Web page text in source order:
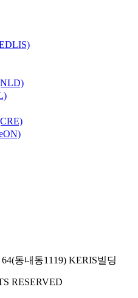
동내동1119) KERIS빌딩
RESERVED